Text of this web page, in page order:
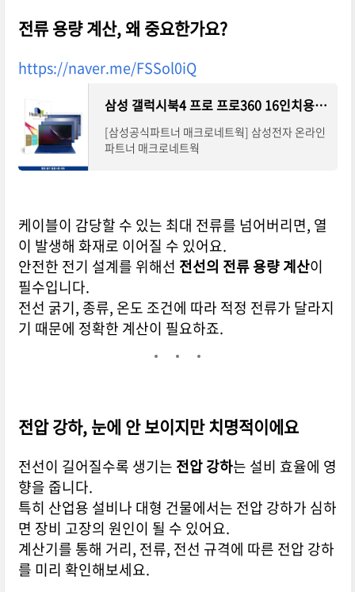
전류 용량 계산, 왜 중요한가요?
https://naver.me/FSSol0iQ
삼성 갤럭시북4 프로 프로360 16인치용 힐링쉴드 저반사 4종 필름 : 삼성공식파트너 매크로네트웍
[삼성공식파트너 매크로네트웍] 삼성전자 온라인
파트너 매크로네트웍
케이블이 감당할 수 있는 최대 전류를 넘어버리면, 열
이 발생해 화재로 이어질 수 있어요.
안전한 전기 설계를 위해선 전선의 전류 용량 계산이
필수입니다.
전선 굵기, 종류, 온도 조건에 따라 적정 전류가 달라지
기 때문에 정확한 계산이 필요하죠.
전압 강하, 눈에 안 보이지만 치명적이에요
전선이 길어질수록 생기는 전압 강하는 설비 효율에 영
향을 줍니다.
특히 산업용 설비나 대형 건물에서는 전압 강하가 심하
면 장비 고장의 원인이 될 수 있어요.
계산기를 통해 거리, 전류, 전선 규격에 따른 전압 강하
를 미리 확인해보세요.